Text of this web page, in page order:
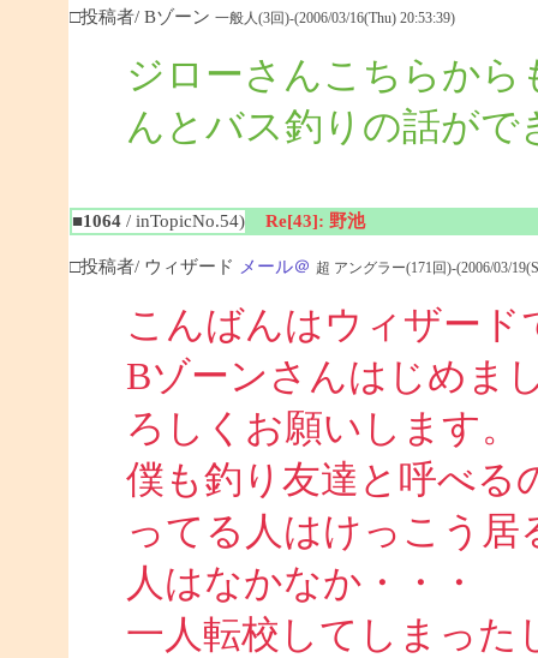
□投稿者/ Bゾーン 一般人(3回)-(2006/03/16(Thu) 20:53:39)
ジローさんこちらか
んとバス釣りの話がで
■1064/ inTopicNo.54) Re[43]: 野池
□投稿者/ ウィザード メール＠ 超 アングラー(171回)-(2006/03/
こんばんはウィザード
Bゾーンさんはじめま
ろしくお願いします。
僕も釣り友達と呼べる
ってる人はけっこう
人はなかなか・・・
一人転校してしまった